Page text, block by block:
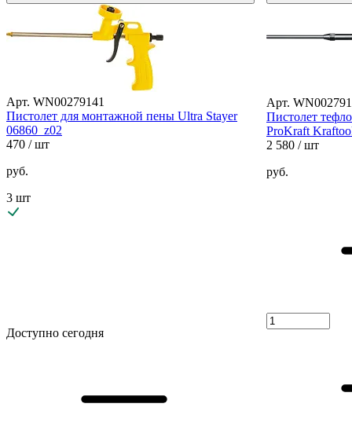
Арт. WN00279141
Пистолет для монтажной пены Ultra Stayer
06860_z02
470 / шт
руб.
3 шт
Доступно сегодня
Арт.
Пистолет
ProKraft
2 580 / шт
руб.